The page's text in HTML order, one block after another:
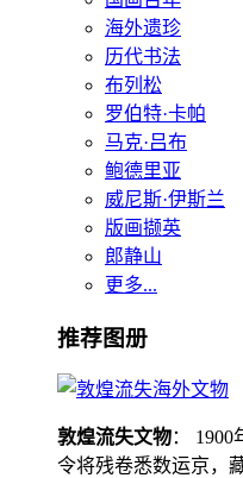
海外遗珍
历代书法
布列松
罗伯特·卡帕
马克·吕布
鲍德里亚
威尼斯·伊斯兰
版画撷英
郎静山
更多...
推荐图册
敦煌流失文物：
令将残卷悉数运京，